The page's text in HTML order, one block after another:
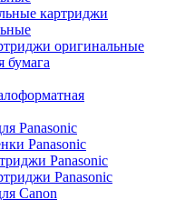
картриджи
оригинальные
бумага
Panasonic
Panasonic
Panasonic
Panasonic
Canon